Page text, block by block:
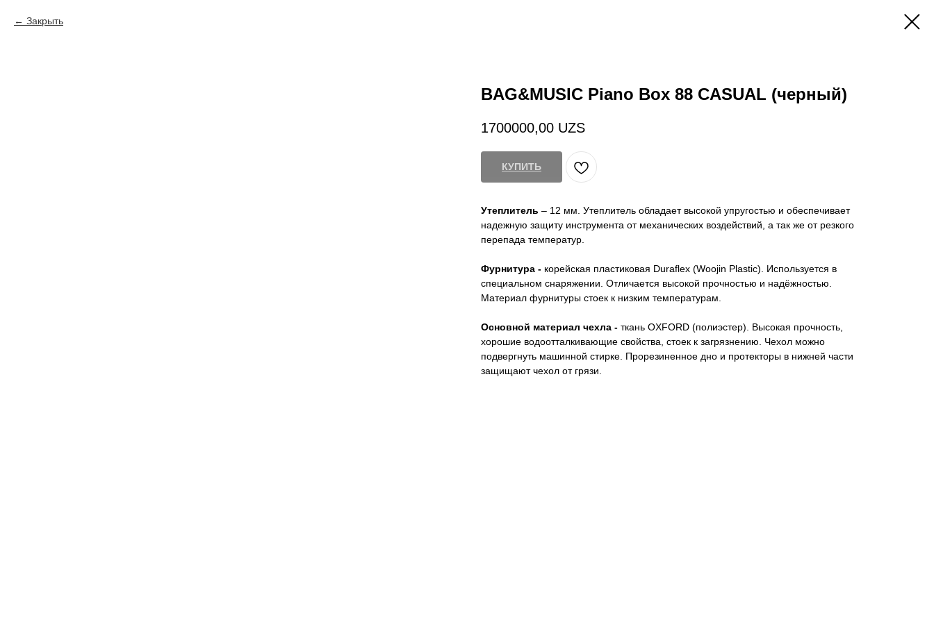
Закрыть
BAG&MUSIC Piano Box 88 CASUAL (черный)
1700000,00 UZS
КУПИТЬ
Утеплитель – 12 мм. Утеплитель обладает высокой упругостью и обеспечивает
надежную защиту инструмента от механических воздействий, а так же от резкого
перепада температур.
Фурнитура - корейская пластиковая Duraflex (Woojin Plastic). Используется в
специальном снаряжении. Отличается высокой прочностью и надёжностью.
Материал фурнитуры стоек к низким температурам.
Основной материал чехла - ткань OXFORD (полиэстер). Высокая прочность,
хорошие водоотталкивающие свойства, стоек к загрязнению. Чехол можно
подвергнуть машинной стирке. Прорезиненное дно и протекторы в нижней части
защищают чехол от грязи.